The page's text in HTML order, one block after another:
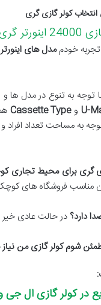
کولر گازی گری
گری
تجربه خودممدل های اینورتر
توجه به تنوع در مدل
U- وCassette Type
به مساحت تعداد
گری برای محیط
مناسب فروشگاه های
دارد؟ در حالت عادی خیر
شوم کولر گازی من
در کولر گازی ال